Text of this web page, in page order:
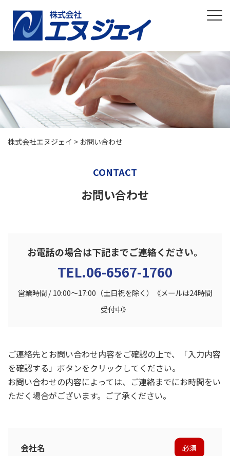
株式会社エヌジェイ > お問い合わせ
CONTACT
お問い合わせ
お電話の場合は下記までご連絡ください。
TEL.06-6567-1760
営業時間 / 10:00～17:00（土日祝を除く）
《メールは24時間
受付中》
ご連絡先とお問い合わせ内容をご確認の上で、「入力内容
を確認する」ボタンをクリックしてください。
お問い合わせの内容によっては、ご連絡までにお時間をい
ただく場合がございます。ご了承ください。
会社名 必須